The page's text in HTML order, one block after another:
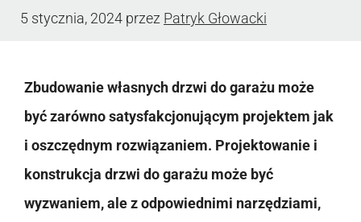
5 stycznia, 2024 przez Patryk Głowacki
Zbudowanie własnych drzwi do garażu może
być zarówno satysfakcjonującym projektem jak
i oszczędnym rozwiązaniem. Projektowanie i
konstrukcja drzwi do garażu może być
wyzwaniem, ale z odpowiednimi narzędziami,